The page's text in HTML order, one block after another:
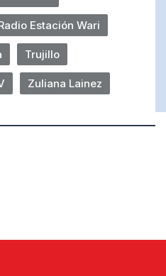
Estación Wari
Trujillo
Zuliana Lainez